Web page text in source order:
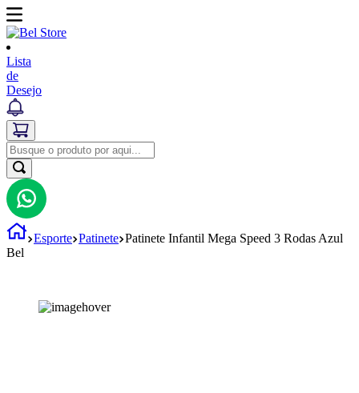
Lista
de
Desejo
Esporte Patinete Patinete Infantil Mega Speed 3 Rodas Azul
Bel